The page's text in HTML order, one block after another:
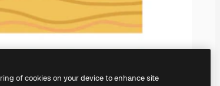
of cookies on your device to enhance site